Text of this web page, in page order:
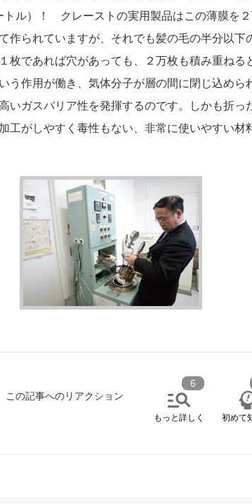
トル）！ クレーストの実用製品はこの薄膜を
作られていますが、それでも髪の毛の半分以下
枚であれば穴があっても、２万枚も積み重ねる
う作用が働き、気体分子が層の間に閉じ込めら
いガスバリア性を発揮するのです。しかも折っ
工がしやすく毒性もない、非常に使いやすい材
この記事へのリアクション
もっと詳しく
6
初めて